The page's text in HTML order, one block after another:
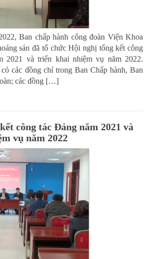
Ban chấp hành công đoàn Viện Khoa
sản đã tổ chức Hội nghị tổng kết công
2021 và triển khai nhiệm vụ năm 2022.
các đồng chí trong Ban Chấp hành, Ban
các đồng […]
công tác Đảng năm 2021 và
vụ năm 2022